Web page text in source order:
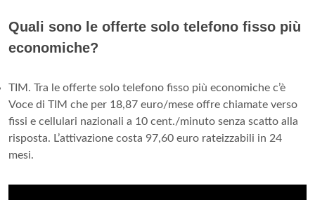
Quali sono le offerte solo telefono fisso più
economiche?
TIM. Tra le offerte solo telefono fisso più economiche c’è
Voce di TIM che per 18,87 euro/mese offre chiamate verso
fissi e cellulari nazionali a 10 cent./minuto senza scatto alla
risposta. L’attivazione costa 97,60 euro rateizzabili in 24
mesi.